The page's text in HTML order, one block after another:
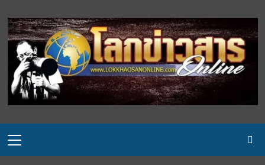
to
content
Menu